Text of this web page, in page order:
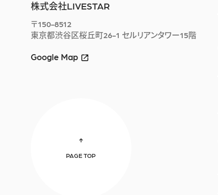
PAGE TOP
株式会社LIVESTAR
〒150-8512
東京都渋谷区桜丘町26-1 セルリアンタワー15階
Google Map